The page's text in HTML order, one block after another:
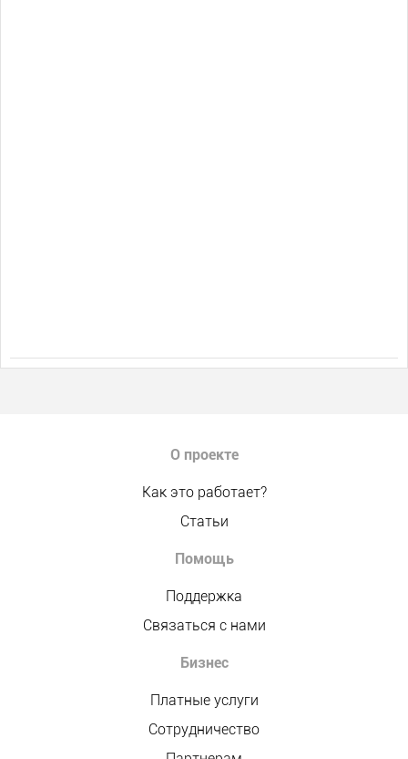
О проекте
Как это работает?
Статьи
Помощь
Поддержка
Связаться с нами
Бизнес
Платные услуги
Сотрудничество